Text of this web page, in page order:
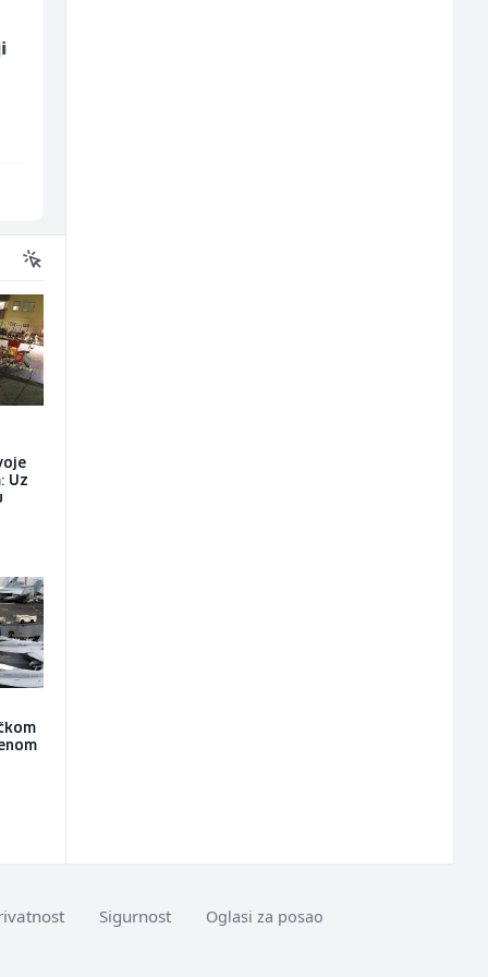
Uz
Sigurnost Oglasi za posao